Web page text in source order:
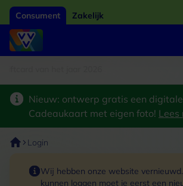
Consument Zakelijk
Nieuw: ontwerp gratis een digitale
Cadeaukaart met eigen foto! Lees
Login
Wij hebben onze website vernieuwd.
kunnen loggen moet je eerst een